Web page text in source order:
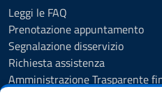
Leggi le FAQ
Prenotazione appuntamento
Segnalazione disservizio
Richiesta assistenza
Amministrazione Trasparente